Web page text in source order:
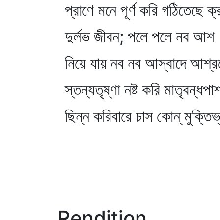
প্রাণে মনে পূর্ণ করি গঠিতেছে
দুর্লভ জীবন; পলে পলে নব আশ
নিয়ে যায় নব নব আস্বাদে
স্তন্যতৃষ্ণা নষ্ট করি
ছিন্ন করিবারে চাস কোন্‌